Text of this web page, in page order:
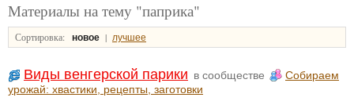
Материалы на тему "паприка"
Сортировка: новое | лучшее
Виды венгерской парики в сообществе
Собираем
урожай: хвастики, рецепты, заготовки